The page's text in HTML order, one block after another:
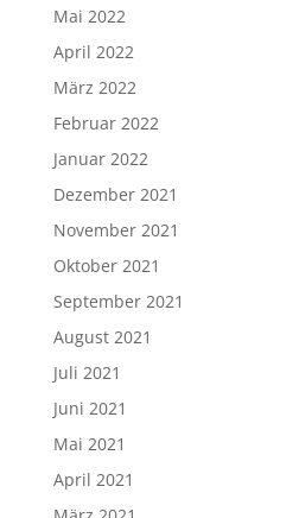
Mai 2022
April 2022
März 2022
Februar 2022
Januar 2022
Dezember 2021
November 2021
Oktober 2021
September 2021
August 2021
Juli 2021
Juni 2021
Mai 2021
April 2021